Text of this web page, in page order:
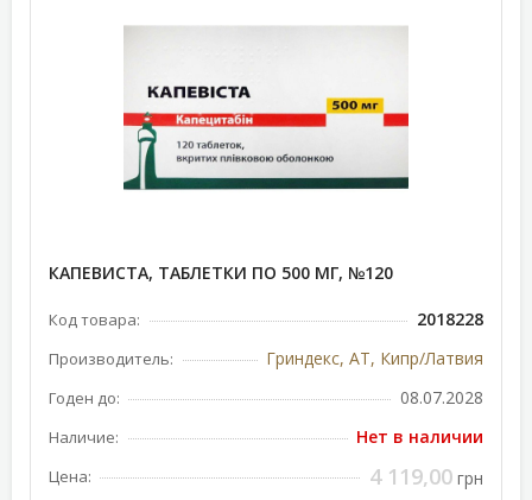
КАПЕВИСТА, ТАБЛЕТКИ ПО 500 МГ, №120
Код товара: 2018228
Производитель: Гриндекс, АТ, Кипр/Латвия
Годен до: 08.07.2028
Наличие: Нет в наличии
Цена: 4 119,00 грн